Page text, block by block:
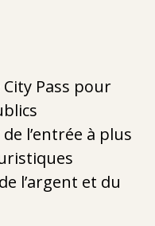
Pass pour
l’entrée à plus
l’argent et du